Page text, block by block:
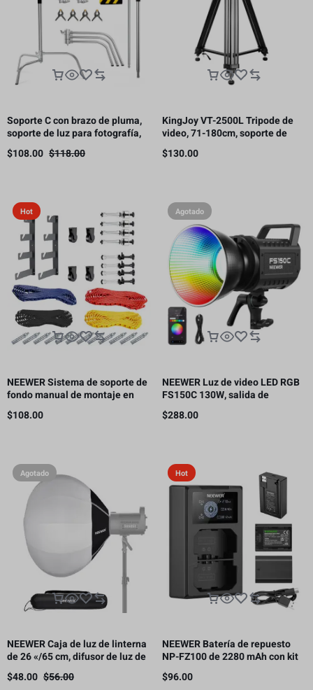
Soporte C con brazo de pluma,
soporte de luz para fotografía,
3.3 m, 10 kg de carga（Este
producto está sujeto a gastos
$118.00
$108.00
KingJoy VT-2500L Tripode de
video, 71-180cm, soporte de
carga 11kg.
$130.00
Hot
NEEWER Sistema de soporte de
fondo manual de montaje en
pared de 4 rodillos, capacidad
de carga por rodillo: 22 lb/10 kg
$108.00
Agotado
NEEWER Luz de video LED RGB
FS150C 130W, salida de
iluminación continua COB de
2500-7500K con CRI97/TLCI98
$288.00
Agotado
NEEWER Caja de luz de linterna
de 26 «/65 cm, difusor de luz de
liberación rápida 360° Bowens
Mount Softbox con aleación de
$56.00
$48.00
Hot
NEEWER Batería de repuesto
NP-FZ100 de 2280 mAh con kit
de cargador USB de doble canal
$96.00